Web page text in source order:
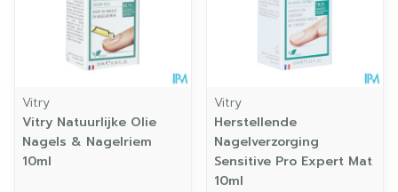
Vitry
Vitry Natuurlijke Olie
Nagels & Nagelriem
10ml
Vitry
Herstellende
Nagelverzorging
Sensitive Pro Expert Mat
10ml